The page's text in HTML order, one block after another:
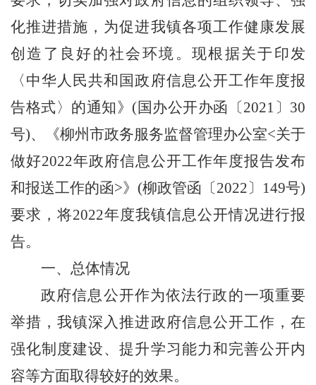
化推进措施，为促进我镇各项工作健康发展
创造了良好的社会环境。现根据关于印发
〈中华人民共和国政府信息公开工作年度报
告格式〉的通知》 (国办公开办函〔2021 〕 30
号)、《柳州市政务服务监督管理办公室<关于
做好2022年政府信息公开工作年度报告发布
和报送工作的函>》 (柳政管函〔2022〕 149号)
要求，将2022年度我镇信息公开情况进行报
告。
一、总体情况
政府信息公开作为依法行政的一项重要
举措，我镇深入推进政府信息公开工作，在
强化制度建设、提升学习能力和完善公开内
容等方面取得较好的效果。